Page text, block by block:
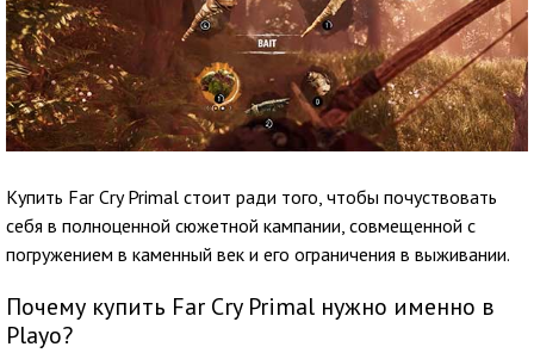
Купить Far Cry Primal стоит ради того, чтобы почуствовать
себя в полноценной сюжетной кампании, совмещенной с
погружением в каменный век и его ограничения в выживании.
Почему купить Far Cry Primal нужно именно в
Playo?